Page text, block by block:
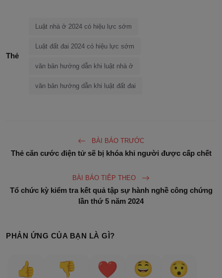
Thẻ
Luật nhà ở 2024 có hiệu lực sớm
Luật đất đai 2024 có hiệu lực sớm
văn bản hướng dẫn khi luật nhà ở
văn bản hướng dẫn khi luật đất đai
BÀI BÁO TRƯỚC
Thẻ căn cước điện tử sẽ bị khóa khi người được cấp chết
BÀI BÁO TIÊP THEO
Tổ chức kỳ kiểm tra kết quả tập sự hành nghề công chứng
lần thứ 5 năm 2024
PHẢN ỨNG CỦA BẠN LÀ GÌ?